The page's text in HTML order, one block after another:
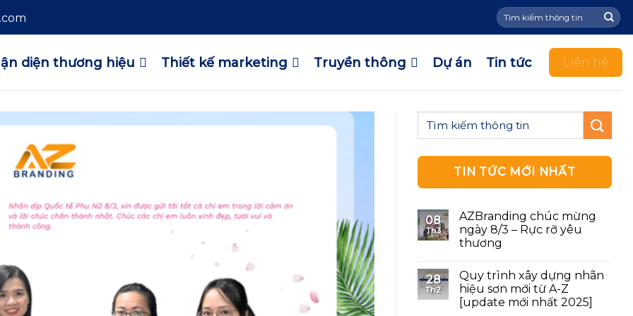
Tìm
kiếm:
diện thương hiệu Thiết kế marketing Truyền thông Dự án Tin tức Liên hệ
TIN TỨC MỚI NHẤT
08
Th3
AZBranding chúc mừng
ngày 8/3 – Rực rỡ yêu
thương
28
Th2
Quy trình xây dựng nhãn
hiệu sơn mới từ A-Z
[update mới nhất 2025]